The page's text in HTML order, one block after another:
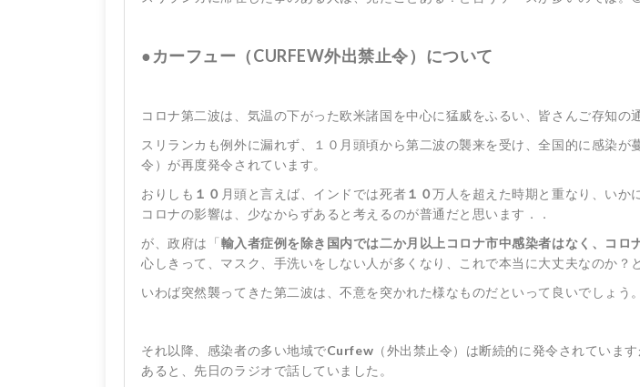
●カーフュー（CURFEW外出禁止令）について
コロナ第二波は、気温の下がった欧米諸国を中心に猛威をふるい、皆さんご存知の
スリランカも例外に漏れず、１０月頭頃から第二波の襲来を受け、全国的に感染
令）が再度発令されています。
おりしも １０ 月頭と言えば、インドでは死者 １０万人を超えた時期と重なり、いか
コロナの影響は、少なからずあると考えるのが普通だと思います．．
が、政府は「輸入者症例を除き国内では二か月以上コロナ市中感染者はなく、コロ
心しきって、マスク、手洗いをしない人が多くなり、これで本当に大丈夫なのか？
いわば突然襲ってきた第二波は、不意を突かれた様なものだといって良いでしょう。
それ以降、感染者の多い地域でCurfew （外出禁止令）は断続的に発令されていま
あると、先日のラジオで話していました。